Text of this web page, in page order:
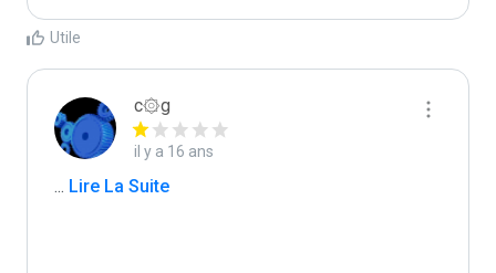
Utile
c۞g
il y a 16 ans
... Lire La Suite